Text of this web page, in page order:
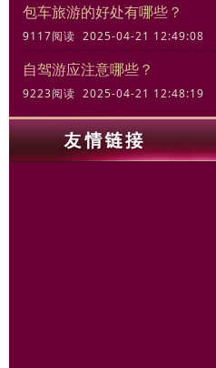
包车旅游的好处有哪些？
9117阅读 2025-04-21 12:49:08
自驾游应注意哪些？
9223阅读 2025-04-21 12:48:19